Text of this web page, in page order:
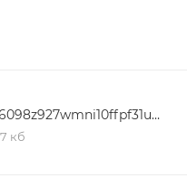
гидрозатвором,
12y6098z927wmni10ffpf31uhyxarq04
кб